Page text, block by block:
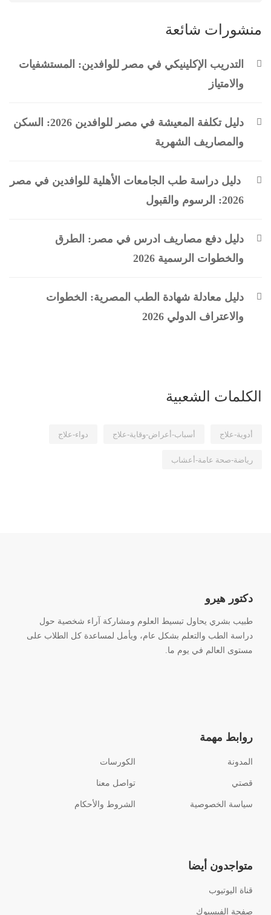
منشورات شائعة
التدريب الإكلينيكي في مصر للوافدين: المستشفيات
والامتياز
دليل تكلفة المعيشة في مصر للوافدين 2026: السكن
والمصاريف الشهرية
دليل دراسة طب الجامعات الأهلية للوافدين في مصر
2026: الرسوم والقبول
دليل دفع مصاريف ادرس في مصر: الطرق
والخطوات الرسمية 2026
دليل معادلة شهادة الطب المصرية: الخطوات
والاعتراف الدولي 2026
الكلمات الشعبية
أدوية-علاج أسباب-أعراض-وقاية-علاج دواء-علاج
رياضة-صحة عامة-أعشاب
دكتور هيرو
طبيب بشري يحاول تبسيط العلوم ومشاركة آراء شخصية حول
دراسة الطب والتعلم بشكل عام، ويأمل لمساعدة كل الطلاب على
مستوى العالم في يوم ما.
روابط مهمة
المدونة الكورسات
قصتي تواصل معنا
سياسة الخصوصية الشروط والأحكام
متواجدون أيضا
قناة اليوتيوب
صفحة الفيسبوك